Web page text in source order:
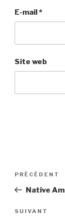
E-mail*
Site web
Navigation
l’article
Article
précédent
PRÉCÉDENT
Native
Article
SUIVANT